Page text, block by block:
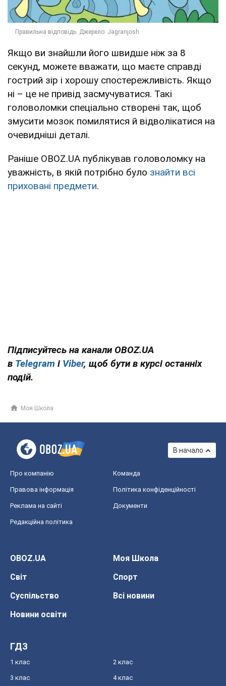
Якщо ви знайшли його швидше ніж за 8
секунд, можете вважати, що маєте справді
гострий зір і хорошу спостережливість. Якщо
ні – це не привід засмучуватися. Такі
головоломки спеціально створені так, щоб
змусити мозок помилятися й відволікатися на
очевидніші деталі.
Раніше OBOZ.UA публікував головоломку на
уважність, в якій потрібно було знайти всі
приховані предмети.
Підписуйтесь на канали OBOZ.UA
в Telegram і Viber, щоб бути в курсі останніх
подій.
Моя Школа
В начало
Про компанію Команда
Правова інформація Політика конфіденційності
Реклама на сайті Документи
Редакційна політика
OBOZ.UA
Моя Школа
Світ
Спорт
Суспільство
Всі новини
Новини освіти
ГДЗ
1 клас 2 клас
3 клас 4 клас